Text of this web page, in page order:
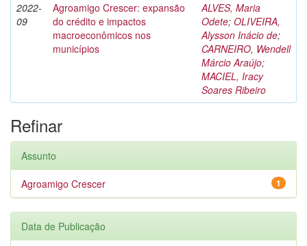
2022-
09
Agroamigo Crescer: expansão
do crédito e impactos
macroeconômicos nos
municípios
ALVES, Maria
Odete; OLIVEIRA,
Alysson Inácio de;
CARNEIRO, Wendell
Márcio Araújo;
MACIEL, Iracy
Soares Ribeiro
Refinar
Assunto
1
Agroamigo Crescer
Data de Publicação